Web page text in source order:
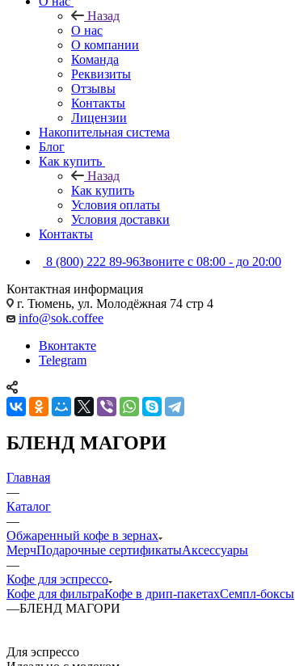
Назад
О нас
О компании
Команда
Реквизиты
Отзывы
Контакты
Лицензии
Накопительная система
Блог
Как купить
Назад
Как купить
Условия оплаты
Условия доставки
Контакты
8 (800) 222 89-96Звоните с 08:00 - до 20:00
Контактная информация
г. Тюмень, ул. Молодёжная 74 стр 4
info@sok.coffee
Вконтакте
Telegram
БЛЕНД МАГОРИ
Главная
—
Каталог
—
Обжаренный кофе в зернах
МерчПодарочные сертификатыАксессуары
—
Кофе для эспрессо
Кофе для фильтраКофе в дрип-пакетахСемпл-боксы
—БЛЕНД МАГОРИ
Для эспрессо